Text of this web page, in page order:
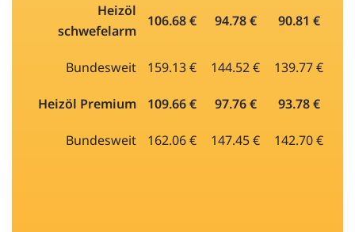
Heizöl
schwefelarm
106.68 € 94.78 € 90.81 €
Bundesweit 159.13 € 144.52 € 139.77 €
Heizöl Premium 109.66 € 97.76 € 93.78 €
Bundesweit 162.06 € 147.45 € 142.70 €